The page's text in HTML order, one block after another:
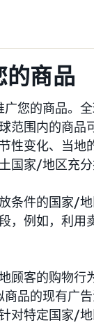
的商品
您的商品。
范围内的商品
性变化、当地
国家/地区充分
条件的国家/
，例如，利用
顾客的购物行
品的现有广
对特定国家/